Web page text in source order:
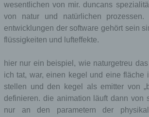
wesentlichen von mir. duncans
von natur und natürlichen
entwicklungen der software gehört sein
flüssigkeiten und lufteffekte.
hier nur ein beispiel, wie naturgetreu
ich tat, war, einen kegel und eine fläche
stellen und den kegel als emitter von
definieren. die animation läuft dann von
nur an den parametern der